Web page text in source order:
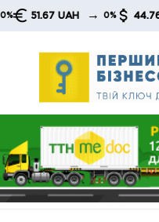
Skip
UAH → 0% 44.76 UAH